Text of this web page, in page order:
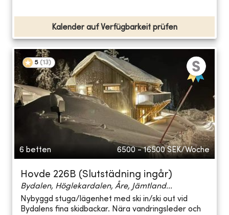
Kalender auf Verfügbarkeit prüfen
5 (13)
6 betten 6500 - 16500 SEK/Woche
Hovde 226B (Slutstädning ingår)
Bydalen, Höglekardalen, Åre, Jämtland...
Nybyggd stuga/lägenhet med ski in/ski out vid
Bydalens fina skidbackar. Nära vandringsleder och